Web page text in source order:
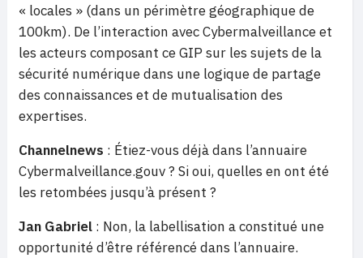
« locales » (dans un périmètre géographique de
100km). De l’interaction avec Cybermalveillance et
les acteurs composant ce GIP sur les sujets de la
sécurité numérique dans une logique de partage
des connaissances et de mutualisation des
expertises.
Channelnews : Étiez-vous déjà dans l’annuaire
Cybermalveillance.gouv ? Si oui, quelles en ont été
les retombées jusqu’à présent ?
Jan Gabriel : Non, la labellisation a constitué une
opportunité d’être référencé dans l’annuaire.